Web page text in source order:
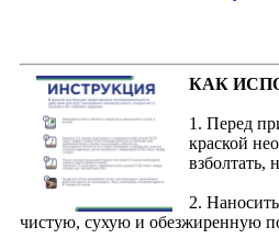
КАК
1. Перед
краской
взболтать,
2.
чистую, сухую и обезжиренную